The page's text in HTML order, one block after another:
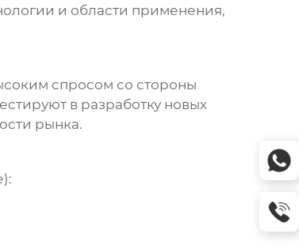
и области применения,
спросом со стороны
в разработку новых
рынка.